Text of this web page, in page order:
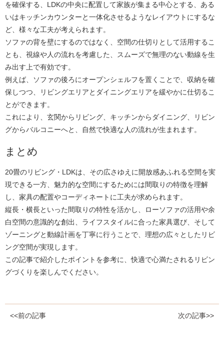
を確保する、LDKの中央に配置して家族が集まる中心とする、ある
いはキッチンカウンターと一体化させるようなレイアウトにするな
ど、様々な工夫が考えられます。
ソファの背を壁にするのではなく、空間の仕切りとして活用するこ
とも、視線や人の流れを考慮した、スムーズで無理のない動線を生
み出す上で有効です。
例えば、ソファの後ろにオープンシェルフを置くことで、収納を確
保しつつ、リビングエリアとダイニングエリアを緩やかに仕切るこ
とができます。
これにより、玄関からリビング、キッチンからダイニング、リビン
グからバルコニーへと、自然で快適な人の流れが生まれます。
まとめ
20畳のリビング・LDKは、その広さゆえに開放感あふれる空間を実
現できる一方、魅力的な空間にするためには間取りの特徴を理解
し、家具の配置やコーディネートに工夫が求められます。
縦長・横長といった間取りの特性を活かし、ローソファの活用や余
白空間の意識的な創出、ライフスタイルに合った家具選び、そして
ゾーニングと動線計画を丁寧に行うことで、理想の広々としたリビ
ング空間が実現します。
この記事で紹介したポイントを参考に、快適で心満たされるリビン
グづくりを楽しんでください。
<<前の記事 次の記事>>